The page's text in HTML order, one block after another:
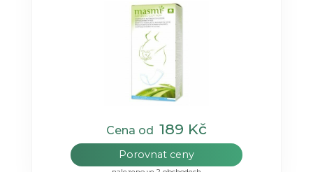
Cena od 189 Kč
Porovnat ceny